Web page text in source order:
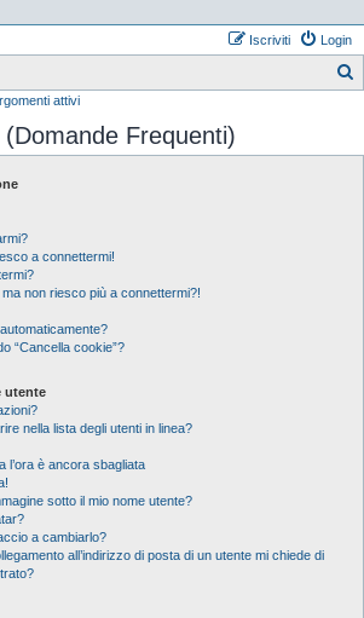
Login
Iscriviti
c
attivi
(Domande Frequenti)
a connettermi!
non riesco più a connettermi?!
“Cancella cookie”?
utente
nella lista degli utenti in linea?
l’ora è ancora sbagliata
sotto il mio nome utente?
a cambiarlo?
all’indirizzo di posta di un utente mi chiede di